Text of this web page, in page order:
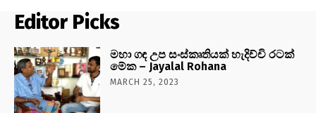
Editor Picks
මහා ගඳ උප සංස්කෘතියක් හැදිච්චි රටක්
මේක – Jayalal Rohana
MARCH 25, 2023